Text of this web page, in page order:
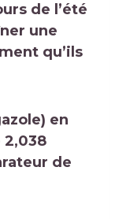
de l’été
une
qu’ils
en
2,038
de